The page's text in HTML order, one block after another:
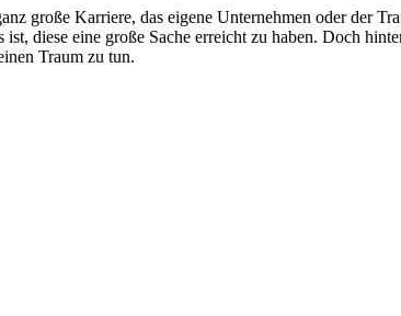
große Karriere, das eigene Unternehmen oder der
diese eine große Sache erreicht zu haben. Doch
Traum zu tun.